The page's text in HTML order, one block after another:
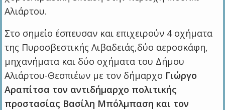
Αλιάρτου.
Στο σημείο έσπευσαν και επιχειρούν 4 οχήματα
της Πυροσβεστικής Λιβαδειάς,δύο αεροσκάφη,
μηχανήματα και δύο οχήματα του Δήμου
Αλιάρτου-Θεσπιέων με τον δήμαρχο Γιώργο
Αραπίτσα τον αντιδήμαρχο πολιτικής
προστασίας Βασίλη Μπόλμπαση και τον